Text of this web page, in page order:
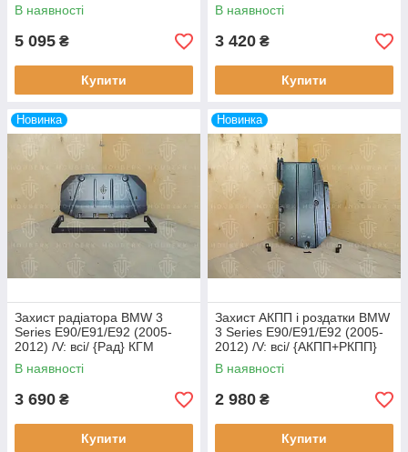
В наявності
5 095 ₴
Купити
В наявності
3 420 ₴
Купити
Новинка
Захист радіатора BMW 3
Series E90/E91/E92 (2005-
2012) /V: всі/ {Рад} КГМ
В наявності
3 690 ₴
Купити
Новинка
Захист АКПП і роздатки BMW
3 Series E90/E91/E92 (2005-
2012) /V: всі/ {АКПП+РКПП}
КГМ
В наявності
2 980 ₴
Купити